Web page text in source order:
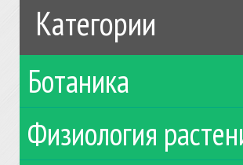
Категории
Ботаника
Физиология